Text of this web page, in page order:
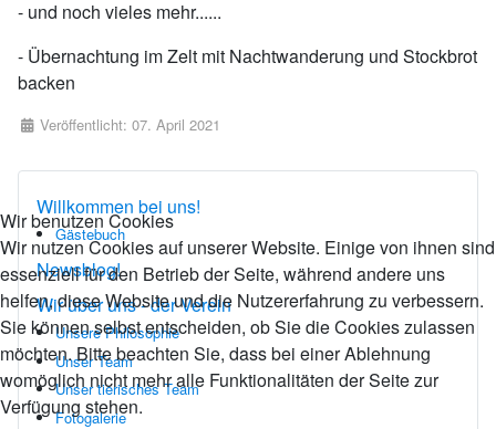
- und noch vieles mehr......
- Übernachtung im Zelt mit Nachtwanderung und Stockbrot
backen
DetailsVeröffentlicht: 07. April 2021
Willkommen bei uns!
Gästebuch
Newsblog!
Wir über uns - der Verein
Unsere Philosophie
Unser Team
Unser tierisches Team
Fotogalerie
Wir benutzen Cookies
Wir nutzen Cookies auf unserer Website. Einige von ihnen sind
essenziell für den Betrieb der Seite, während andere uns
helfen, diese Website und die Nutzererfahrung zu verbessern.
Sie können selbst entscheiden, ob Sie die Cookies zulassen
möchten. Bitte beachten Sie, dass bei einer Ablehnung
womöglich nicht mehr alle Funktionalitäten der Seite zur
Verfügung stehen.